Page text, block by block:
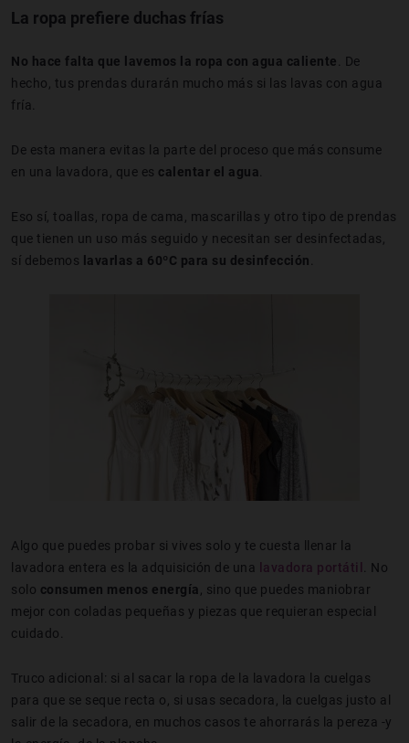
La ropa prefiere duchas frías
No hace falta que lavemos la ropa con agua caliente. De
hecho, tus prendas durarán mucho más si las lavas con agua
fría.
De esta manera evitas la parte del proceso que más consume
en una lavadora, que es calentar el agua.
Eso sí, toallas, ropa de cama, mascarillas y otro tipo de prendas
que tienen un uso más seguido y necesitan ser desinfectadas,
sí debemos
lavarlas a 60ºC para su desinfección.
Algo que puedes probar si vives solo y te cuesta llenar la
lavadora entera es la adquisición de una
lavadora portátil
. No
solo consumen menos energía , sino que puedes maniobrar
mejor con coladas pequeñas y piezas que requieran especial
cuidado.
Truco adicional: si al sacar la ropa de la lavadora la cuelgas
para que se seque recta o, si usas secadora, la cuelgas justo al
salir de la secadora, en muchos casos te ahorrarás la pereza -y